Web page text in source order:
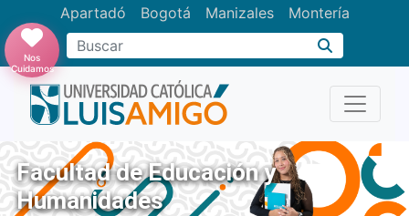
Apartadó Bogotá Manizales Montería
Buscar
Nos
Cuidamos
Facultad de Educación y
Humanidades